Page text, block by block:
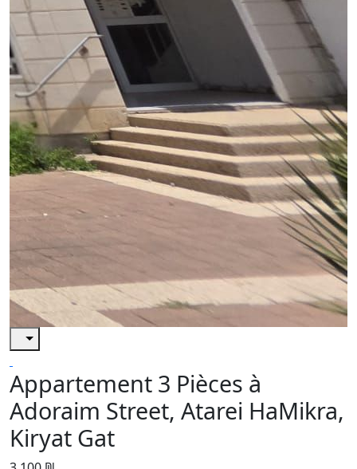
Appartement 3 Pièces à
Adoraim Street, Atarei HaMikra,
Kiryat Gat